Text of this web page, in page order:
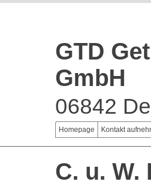
GTD
GmbH
06842
Homepage Kontakt
C. u. W.